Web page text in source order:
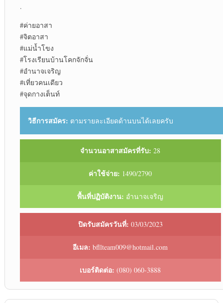
.
#ค่ายอาสา
#จิตอาสา
#แม่น้ำโขง
#โรงเรียนบ้านโคกจักจั่น
#อำนาจเจริญ
#เที่ยวคนเดียว
#จุดกางเต็นท์
วิธีการสมัคร: ตามรายละเอียดด้านบนได้เลยครับ
จำนวนอาสาสมัครที่รับ: 28
ค่าใช้จ่าย: 1490/2790
พื้นที่ปฏิบัติงาน: อำนาจเจริญ
ปิดรับสมัครวันที่: 03/03/2023
อีเมล: bfllteam009@hotmail.com
เบอร์ติดต่อ: (080) 060-3888